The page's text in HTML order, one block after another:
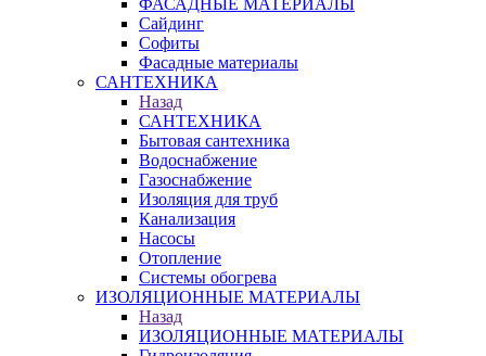
ФАСАДНЫЕ МАТЕРИАЛЫ
Сайдинг
Софиты
Фасадные материалы
САНТЕХНИКА
Назад
САНТЕХНИКА
Бытовая сантехника
Водоснабжение
Газоснабжение
Изоляция для труб
Канализация
Насосы
Отопление
Системы обогрева
ИЗОЛЯЦИОННЫЕ МАТЕРИАЛЫ
Назад
ИЗОЛЯЦИОННЫЕ МАТЕРИАЛЫ